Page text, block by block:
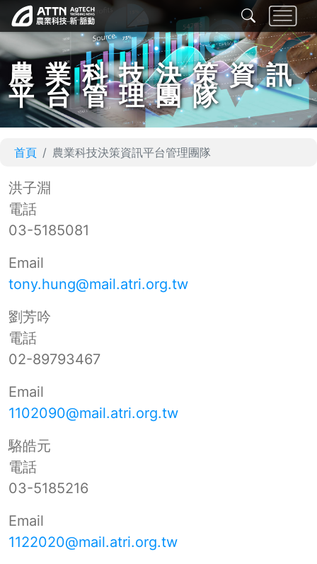
農業科技決策資訊
平台管理團隊
首頁 農業科技決策資訊平台管理團隊
洪子淵
電話
03-5185081
Email
tony.hung@mail.atri.org.tw
劉芳吟
電話
02-89793467
Email
1102090@mail.atri.org.tw
駱皓元
電話
03-5185216
Email
1122020@mail.atri.org.tw